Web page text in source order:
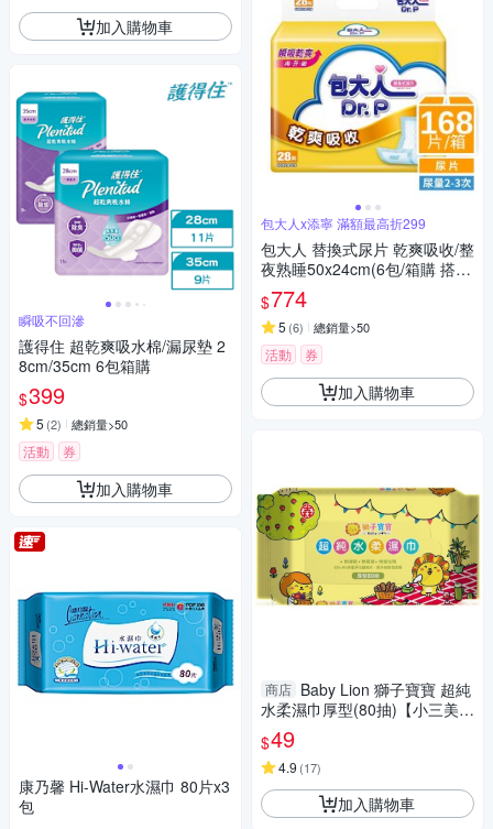
加入購物車
瞬吸不回滲
護得住 超乾爽吸水棉/漏尿墊 2
8cm/35cm 6包箱購
$399
5 (2) 總銷量>50
活動 券
加入購物車
康乃馨 Hi-Water水濕巾 80片x3
包
包大人x添寧 滿額最高折299
包大人 替換式尿片 乾爽吸收/整
夜熟睡50x24cm(6包/箱購 搭配
成人紙尿褲)
$774
5 (6) 總銷量>50
活動 券
加入購物車
商店 Baby Lion 獅子寶寶 超純
水柔濕巾厚型(80抽)【小三美
日】D660045
$49
4.9 (17)
加入購物車